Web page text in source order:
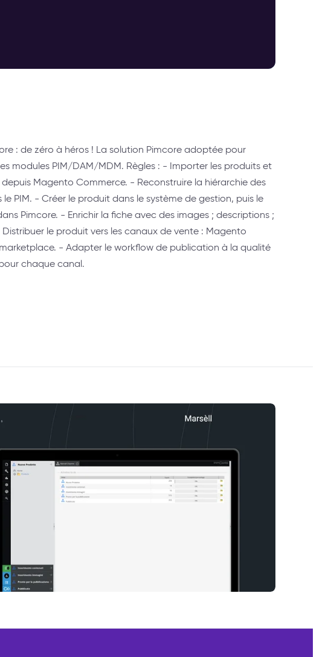
: de zéro à héros ! La solution Pimcore adoptée pour
modules PIM/DAM/MDM. Règles : - Importer les produits et
Magento Commerce. - Reconstruire la hiérarchie des
le PIM. - Créer le produit dans le système de gestion, puis le
Pimcore. - Enrichir la fiche avec des images ; descriptions ;
le produit vers les canaux de vente : Magento
- Adapter le workflow de publication à la qualité
chaque canal.